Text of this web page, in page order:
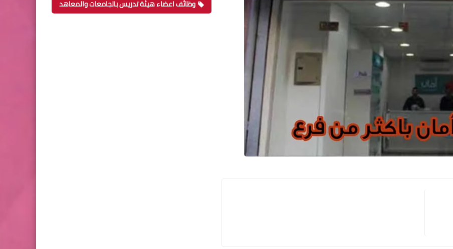
وظائف اعضاء هيئة تدريس بالجامعات والمعاهد